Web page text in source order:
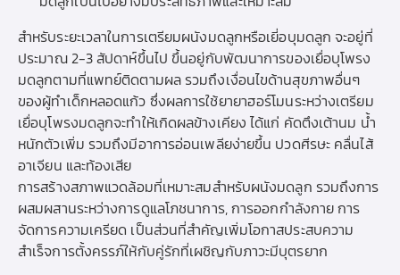
สำหรับระยะเวลาในการเตรียมผนังมดลูกหรือเยี่อบุมดลูก จะอยู่ที่
ประมาณ 2-3 สัปดาห์ขึ้นไป ขึ้นอยู่กับพัฒนาการของเยื่อบุโพรง
มดลูกตามที่แพทย์ติดตามผล รวมถึงเงื่อนไขด้านสุขภาพอื่นๆ
ของผู้ทำเด็กหลอดแก้ว ซึ่งผลการใช้ยายาฮอร์โมนระหว่างเตรียม
เยื่อบุโพรงมดลูกจะทำให้เกิดผลข้างเคียง ได้แก่ คัดตึงเต้านม น้ำ
หนักตัวเพิ่ม รวมถึงมีอาการอ่อนเพลียง่ายขึ้น ปวดศีรษะ คลื่นไส้
อาเจียน และท้องเสีย
การสร้างสภาพแวดล้อมที่เหมาะสมสำหรับผนังมดลูก รวมถึงการ
ผสมผสานระหว่างการดูแลโภชนาการ, การออกกำลังกาย การ
จัดการความเครียด เป็นส่วนที่สำคัญเพิ่มโอกาสประสบความ
สำเร็จการตั้งครรภ์ให้กับคู่รักที่เผชิญกับภาวะมีบุตรยาก